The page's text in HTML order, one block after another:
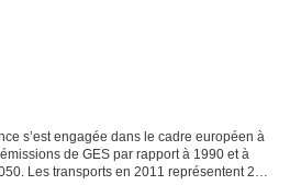
s’est engagée dans le cadre européen à
de GES par rapport à 1990 et à
Les transports en 2011 représentent 26